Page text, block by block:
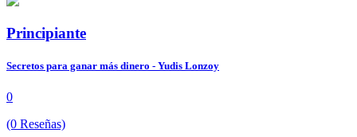
Principiante
Secretos para ganar más dinero - Yudis Lonzoy
0
(0 Reseñas)